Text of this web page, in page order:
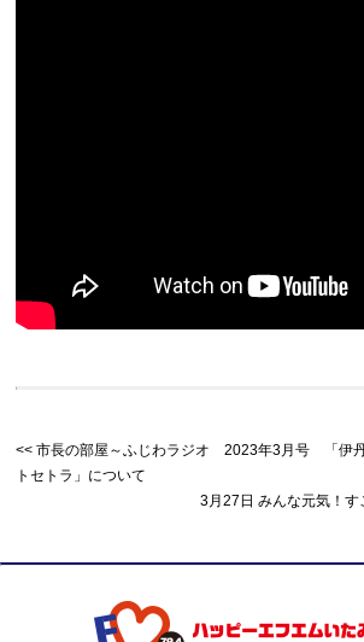
市長の部屋～ふじわラジオ 2023年3月号 「伊
トセトラ」について
3月27日 みんな元気！